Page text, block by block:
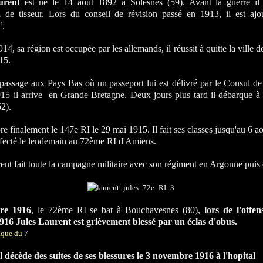
est né le 14 août 1892 à Solesnes (59). Avant la guerre il
de tisseur. Lors du conseil de révision passé en 1913, il est
sa région est occupée par les allemands, il réussit à quitte la ville
aux Pays Bas où un passeport lui est délivré par le Consul
il arrive en Grande Bretagne. Deux jours plus tard il débarque à
finalement le 147e RI le 29 mai 1915. Il fait ses classes jusqu'au 6
le lendemain au 72ème RI d'Amiens.
fait toute la campagne militaire avec son régiment en Argonne puis
1916, le 72ème RI se bat à Bouchavesnes (80),lors de
Jules Laurent est grièvement blessé par un éclas d'obus.
décède des suites de ses blessures le 3 novembre 1916 à l'hopital